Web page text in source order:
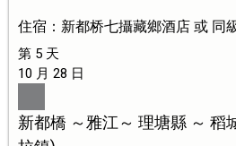
住宿：新都桥七攝藏鄉酒店 或 同
第 5 天
10 月 28 日
新都橋 ～雅江～ 理塘縣 ～ 稻